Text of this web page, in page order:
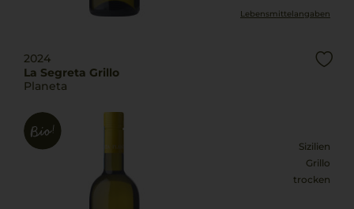
Lebensmittel­angaben
2024
La Segreta Grillo
Planeta
Sizilien
Grillo
trocken